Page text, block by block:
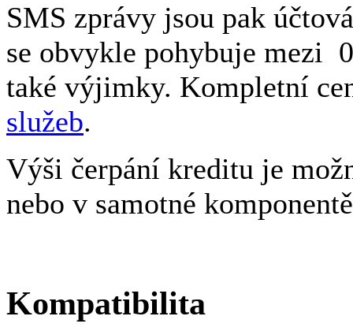
SMS zprávy jsou pak
se obvykle pohybuje mezi
také výjimky. Kompletní
služeb.
Výši čerpání kreditu je
nebo v samotné
Kompatibilita